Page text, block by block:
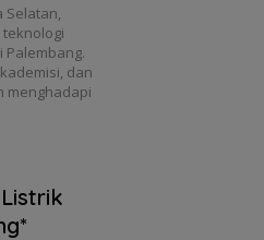
Selatan,
teknologi
Palembang.
dan
menghadapi